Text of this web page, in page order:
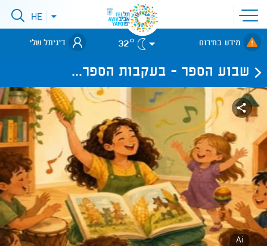
פתיחת
תפריט
אתר
לאתר עיריית
תל-אביב
פתיחתHE
מידע בחירום 32° דיגיתל שלי
שבוע הספר - בעקבות הספר...
Ai